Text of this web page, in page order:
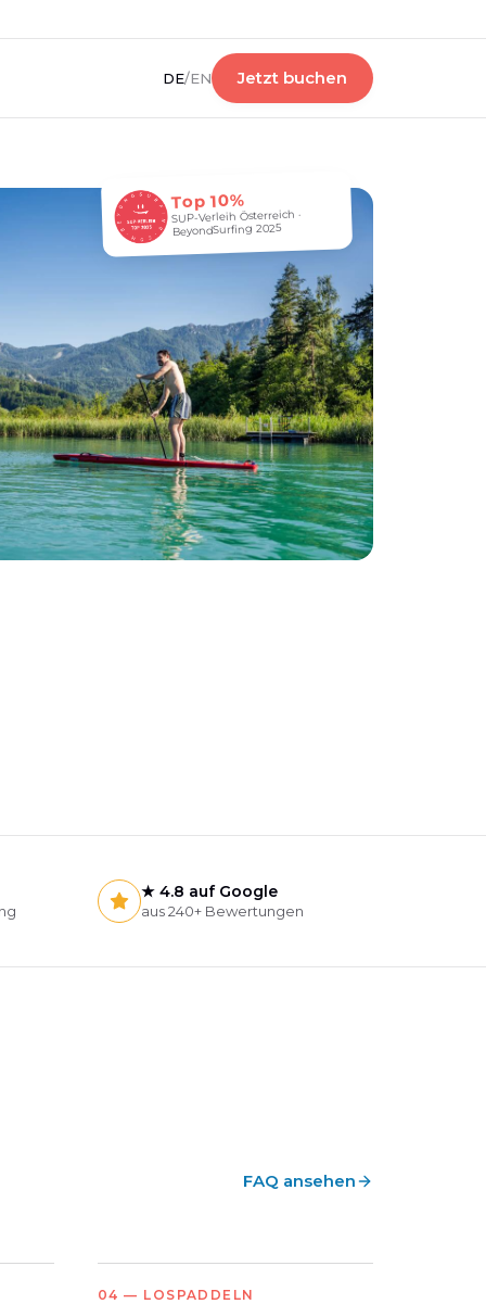
DE/EN Jetzt buchen
Top 10%
SUP-Verleih Österreich ·
BeyondSurfing 2025
★ 4.8 auf Google
aus 240+ Bewertungen
FAQ ansehen
04 — LOSPADDELN